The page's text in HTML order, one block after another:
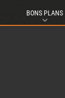
BONS PLANS